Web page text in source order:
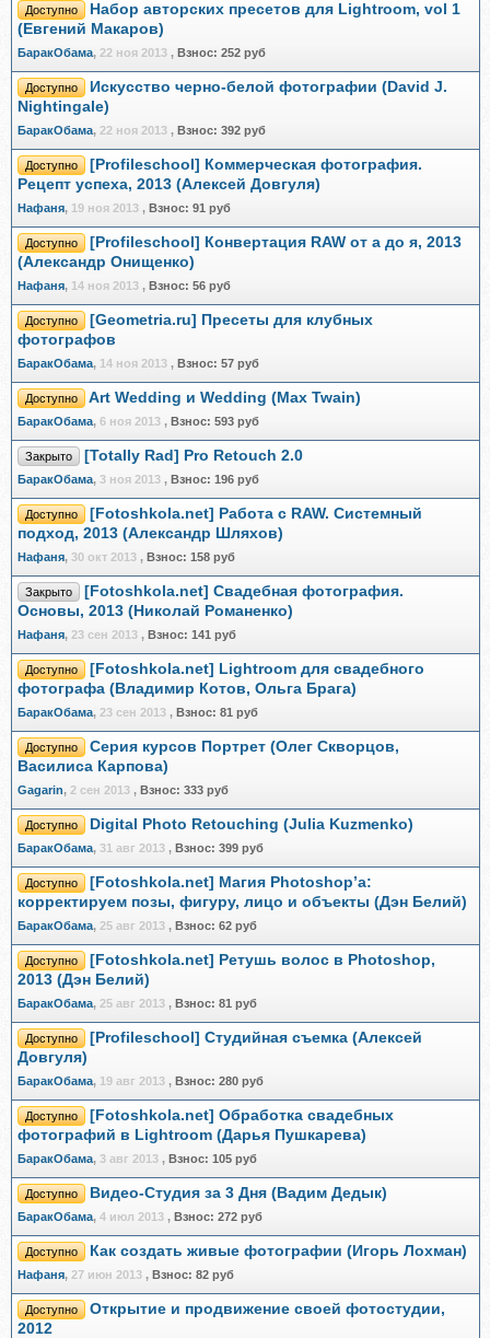
Доступно
Набор авторских пресетов для Lightroom, vol 1
(Евгений Макаров)
БаракОбама, 22 ноя 2013 , Взнос: 252 руб
Доступно
Искусство черно-белой фотографии (David J.
Nightingale)
БаракОбама, 22 ноя 2013 , Взнос: 392 руб
Доступно
[Profileschool] Коммерческая фотография.
Рецепт успеха, 2013 (Алексей Довгуля)
Нафаня, 19 ноя 2013 , Взнос: 91 руб
Доступно
[Profileschool] Конвертация RAW от а до я, 2013
(Александр Онищенко)
Нафаня, 14 ноя 2013 , Взнос: 56 руб
Доступно
[Geometria.ru] Пресеты для клубных
фотографов
БаракОбама, 14 ноя 2013 , Взнос: 57 руб
Доступно Art Wedding и Wedding (Max Twain)
БаракОбама, 6 ноя 2013 , Взнос: 593 руб
Закрыто [Totally Rad] Pro Retouch 2.0
БаракОбама, 3 ноя 2013 , Взнос: 196 руб
Доступно
[Fotoshkola.net] Работа с RAW. Системный
подход, 2013 (Александр Шляхов)
Нафаня, 30 окт 2013 , Взнос: 158 руб
Закрыто
[Fotoshkola.net] Свадебная фотография.
Основы, 2013 (Николай Романенко)
Нафаня, 23 сен 2013 , Взнос: 141 руб
Доступно
[Fotoshkola.net] Lightroom для свадебного
фотографа (Владимир Котов, Ольга Брага)
БаракОбама, 23 сен 2013 , Взнос: 81 руб
Доступно
Серия курсов Портрет (Олег Скворцов,
Василиса Карпова)
Gagarin, 2 сен 2013 , Взнос: 333 руб
Доступно Digital Photo Retouching (Julia Kuzmenko)
БаракОбама, 31 авг 2013 , Взнос: 399 руб
Доступно
[Fotoshkola.net] Магия Photoshop’а:
корректируем позы, фигуру, лицо и объекты (Дэн Белий)
БаракОбама, 25 авг 2013 , Взнос: 62 руб
Доступно
[Fotoshkola.net] Ретушь волос в Photoshop,
2013 (Дэн Белий)
БаракОбама, 25 авг 2013 , Взнос: 81 руб
Доступно
[Profileschool] Студийная съемка (Алексей
Довгуля)
БаракОбама, 19 авг 2013 , Взнос: 280 руб
Доступно
[Fotoshkola.net] Обработка свадебных
фотографий в Lightroom (Дарья Пушкарева)
БаракОбама, 3 авг 2013 , Взнос: 105 руб
Доступно Видео-Студия за 3 Дня (Вадим Дедык)
БаракОбама, 4 июл 2013 , Взнос: 272 руб
Доступно Как создать живые фотографии (Игорь Лохман)
Нафаня, 27 июн 2013 , Взнос: 82 руб
Доступно
Открытие и продвижение своей фотостудии,
2012